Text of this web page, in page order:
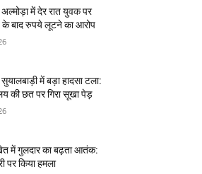
में देर रात युवक पर
के बाद रुपये लूटने का आरोप
में बड़ा हादसा टला:
की छत पर गिरा सूखा पेड़
में गुलदार का बढ़ता आतंक:
पर किया हमला